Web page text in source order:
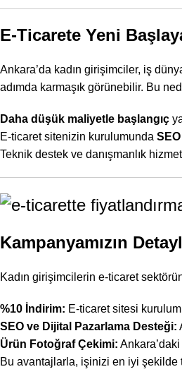
E-Ticarete Yeni
Ankara’da kadın girişimciler, iş
adımda karmaşık görünebilir. Bu
Daha düşük maliyetle başlangıç
E-ticaret sitenizin kurulumunda
Teknik destek ve danışmanlık
Kampanyamızın
Kadın girişimcilerin e-ticaret
%10 İndirim: E-ticaret sitesi
SEO ve Dijital Pazarlama Desteği:
Ürün Fotoğraf Çekimi:
Bu avantajlarla, işinizi en iyi